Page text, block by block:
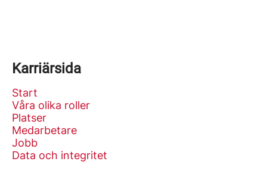
Karriärsida
Start
Våra olika roller
Platser
Medarbetare
Jobb
Data och integritet